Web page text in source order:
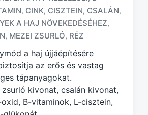
, CINK, CISZTEIN, CSALÁN,
A HAJ NÖVEKEDÉSÉHEZ,
, MEZEI ZSURLÓ, RÉZ
a haj újjáépítésére
az erős és vastag
tápanyagokat.
kivonat, csalán kivonat,
B-vitaminok, L-cisztein,